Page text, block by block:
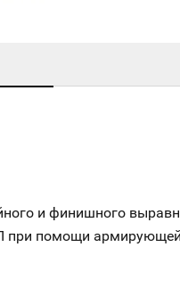
и финишного
помощи